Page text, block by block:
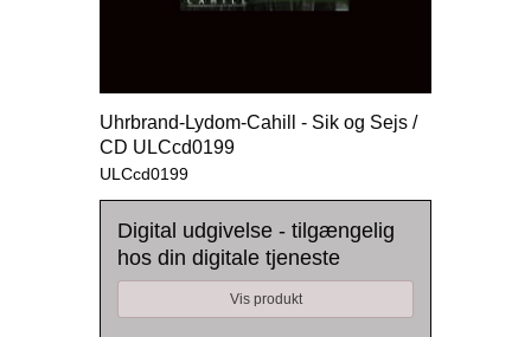
Uhrbrand-Lydom-Cahill - Sik og Sejs /
CD ULCcd0199
ULCcd0199
Digital udgivelse - tilgængelig
hos din digitale tjeneste
Vis produkt